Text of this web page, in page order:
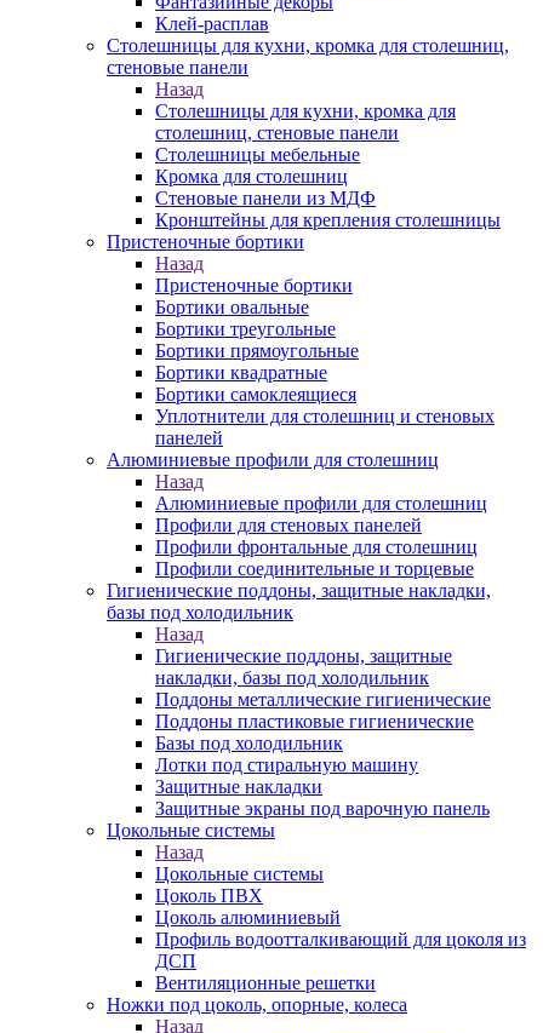
Клей-расплав
Столешницы для кухни, кромка для столешниц,
стеновые панели
Назад
Столешницы для кухни, кромка для
столешниц, стеновые панели
Столешницы мебельные
Кромка для столешниц
Стеновые панели из МДФ
Кронштейны для крепления столешницы
Пристеночные бортики
Назад
Пристеночные бортики
Бортики овальные
Бортики треугольные
Бортики прямоугольные
Бортики квадратные
Бортики самоклеящиеся
Уплотнители для столешниц и стеновых
панелей
Алюминиевые профили для столешниц
Назад
Алюминиевые профили для столешниц
Профили для стеновых панелей
Профили фронтальные для столешниц
Профили соединительные и торцевые
Гигиенические поддоны, защитные накладки,
базы под холодильник
Назад
Гигиенические поддоны, защитные
накладки, базы под холодильник
Поддоны металлические гигиенические
Поддоны пластиковые гигиенические
Базы под холодильник
Лотки под стиральную машину
Защитные накладки
Защитные экраны под варочную панель
Цокольные системы
Назад
Цокольные системы
Цоколь ПВХ
Цоколь алюминиевый
Профиль водоотталкивающий для цоколя из
ДСП
Вентиляционные решетки
Ножки под цоколь, опорные, колеса
Назад